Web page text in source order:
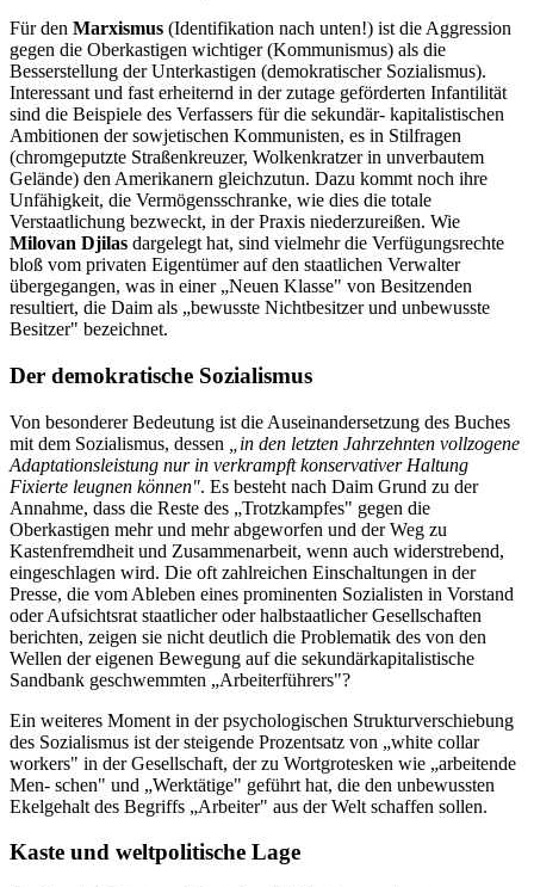
Für den Marxismus (Identifikation nach unten!) ist die Aggression
gegen die Oberkastigen wichtiger (Kommunismus) als die
Besserstellung der Unterkastigen (demokratischer Sozialismus).
Interessant und fast erheiternd in der zutage geförderten Infantilität
sind die Beispiele des Verfassers für die sekundär- kapitalistischen
Ambitionen der sowjetischen Kommunisten, es in Stilfragen
(chromgeputzte Straßenkreuzer, Wolkenkratzer in unverbautem
Gelände) den Amerikanern gleichzutun. Dazu kommt noch ihre
Unfähigkeit, die Vermögensschranke, wie dies die totale
Verstaatlichung bezweckt, in der Praxis niederzureißen. Wie
Milovan Djilas dargelegt hat, sind vielmehr die Verfügungsrechte
bloß vom privaten Eigentümer auf den staatlichen Verwalter
übergegangen, was in einer „Neuen Klasse" von Besitzenden
resultiert, die Daim als „bewusste Nichtbesitzer und unbewusste
Besitzer" bezeichnet.
Der demokratische Sozialismus
Von besonderer Bedeutung ist die Auseinandersetzung des Buches
mit dem Sozialismus, dessen
„in den letzten Jahrzehnten vollzogene
Adaptationsleistung nur in verkrampft konservativer Haltung
Fixierte leugnen können". Es besteht nach Daim Grund zu der
Annahme, dass die Reste des „Trotzkampfes" gegen die
Oberkastigen mehr und mehr abgeworfen und der Weg zu
Kastenfremdheit und Zusammenarbeit, wenn auch widerstrebend,
eingeschlagen wird. Die oft zahlreichen Einschaltungen in der
Presse, die vom Ableben eines prominenten Sozialisten in Vorstand
oder Aufsichtsrat staatlicher oder halbstaatlicher Gesellschaften
berichten, zeigen sie nicht deutlich die Problematik des von den
Wellen der eigenen Bewegung auf die sekundärkapitalistische
Sandbank geschwemmten „Arbeiterführers"?
Ein weiteres Moment in der psychologischen Strukturverschiebung
des Sozialismus ist der steigende Prozentsatz von „white collar
workers" in der Gesellschaft, der zu Wortgrotesken wie „arbeitende
Men- schen" und „Werktätige" geführt hat, die den unbewussten
Ekelgehalt des Begriffs „Arbeiter" aus der Welt schaffen sollen.
Kaste und weltpolitische Lage